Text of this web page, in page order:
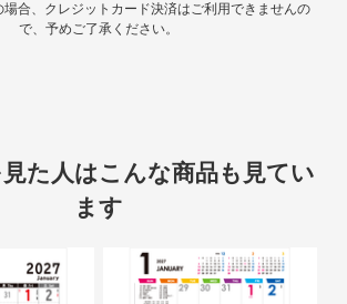
合、クレジットカード決済はご利用できませんの
で、予めご了承ください。
た人はこんな商品も見てい
ます